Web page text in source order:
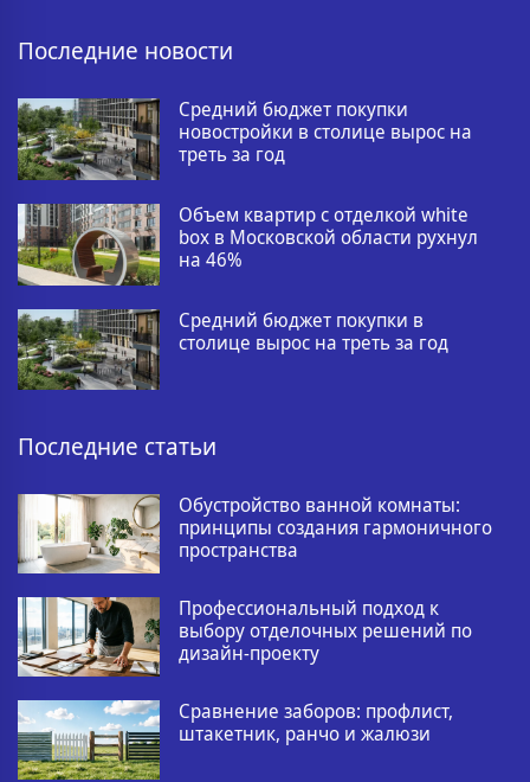
Последние новости
Средний бюджет покупки
новостройки в столице вырос на
треть за год
Объем квартир с отделкой white
box в Московской области рухнул
на 46%
Средний бюджет покупки в
столице вырос на треть за год
Последние статьи
Обустройство ванной комнаты:
принципы создания гармоничного
пространства
Профессиональный подход к
выбору отделочных решений по
дизайн-проекту
Сравнение заборов: профлист,
штакетник, ранчо и жалюзи